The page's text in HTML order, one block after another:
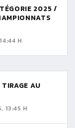
2025 /
H
AU
13:45 H